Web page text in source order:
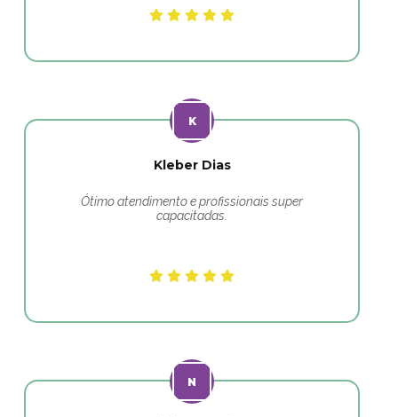
Kleber Dias
Ótimo atendimento e profissionais super
capacitadas.